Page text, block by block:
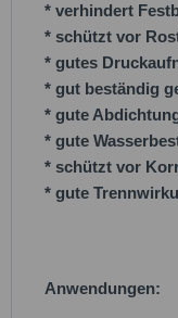
* verhindert
* schützt vor
* gutes
* gut beständig
* gute
* gute
* schützt vor
* gute
Anwendungen: